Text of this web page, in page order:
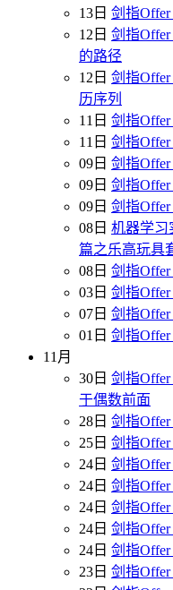
13日 剑指
12日 剑指
的路径
12日 剑指
历序列
11日 剑指
11日 剑指
09日 剑指
09日 剑指
09日 剑指
08日 机器学习
篇之乐高玩具
08日 剑指
03日 剑指
07日 剑指
01日 剑指
11月
30日 剑指
于偶数前面
28日 剑指
25日 剑指
24日 剑指
24日 剑指
24日 剑指
24日 剑指
24日 剑指
23日 剑指